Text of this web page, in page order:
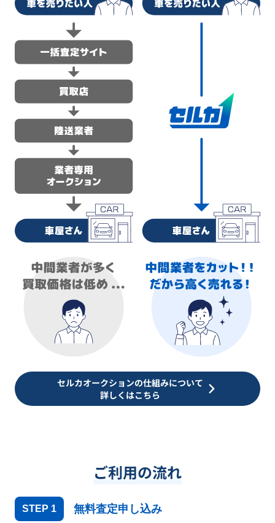
セルカオークションの仕組みについて
詳しくはこちら
ご利用の流れ
STEP 1 無料査定申し込み